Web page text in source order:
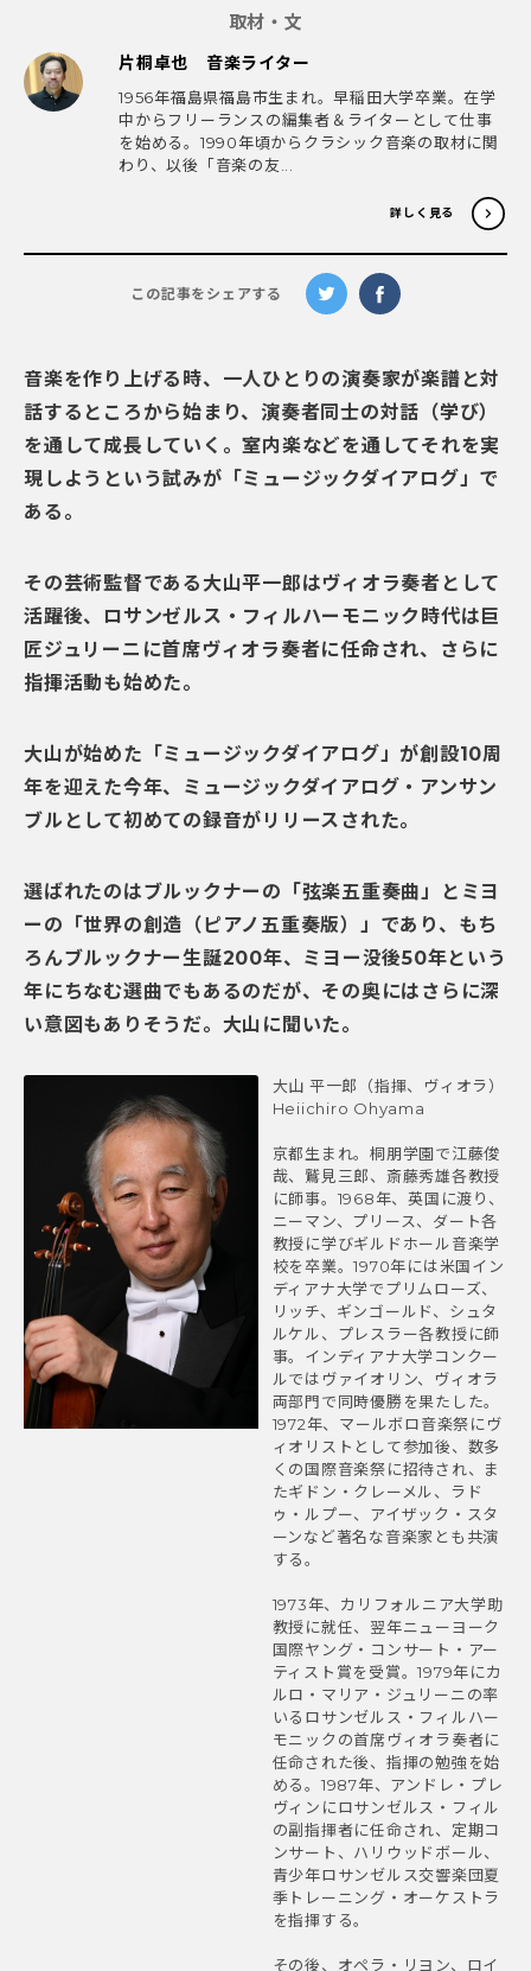
取材・文
片桐卓也 音楽ライター
1956年福島県福島市生まれ。早稲田大学卒業。在学
中からフリーランスの編集者＆ライターとして仕事
を始める。1990年頃からクラシック音楽の取材に関
わり、以後「音楽の友...
詳しく見る
この記事をシェアする
音楽を作り上げる時、一人ひとりの演奏家が楽譜と対
話するところから始まり、演奏者同士の対話（学び）
を通して成長していく。室内楽などを通してそれを実
現しようという試みが「ミュージックダイアログ」で
ある。
その芸術監督である大山平一郎はヴィオラ奏者として
活躍後、ロサンゼルス・フィルハーモニック時代は巨
匠ジュリーニに首席ヴィオラ奏者に任命され、さらに
指揮活動も始めた。
大山が始めた「ミュージックダイアログ」が創設10周
年を迎えた今年、ミュージックダイアログ・アンサン
ブルとして初めての録音がリリースされた。
選ばれたのはブルックナーの「弦楽五重奏曲」とミヨ
ーの「世界の創造（ピアノ五重奏版）」であり、もち
ろんブルックナー生誕200年、ミヨー没後50年という
年にちなむ選曲でもあるのだが、その奥にはさらに深
い意図もありそうだ。大山に聞いた。
大山 平一郎（指揮、ヴィオラ）
Heiichiro Ohyama
京都生まれ。桐朋学園で江藤俊
哉、鷲見三郎、斎藤秀雄各教授
に師事。1968年、英国に渡り、
ニーマン、プリース、ダート各
教授に学びギルドホール音楽学
校を卒業。1970年には米国イン
ディアナ大学でプリムローズ、
リッチ、ギンゴールド、シュタ
ルケル、プレスラー各教授に師
事。インディアナ大学コンクー
ルではヴァイオリン、ヴィオラ
両部門で同時優勝を果たした。
1972年、マールボロ音楽祭にヴ
ィオリストとして参加後、数多
くの国際音楽祭に招待され、ま
たギドン・クレーメル、ラド
ゥ・ルプー、アイザック・スタ
ーンなど著名な音楽家とも共演
する。
1973年、カリフォルニア大学助
教授に就任、翌年ニューヨーク
国際ヤング・コンサート・アー
ティスト賞を受賞。1979年にカ
ルロ・マリア・ジュリーニの率
いるロサンゼルス・フィルハー
モニックの首席ヴィオラ奏者に
任命された後、指揮の勉強を始
める。1987年、アンドレ・プレ
ヴィンにロサンゼルス・フィル
の副指揮者に任命され、定期コ
ンサート、ハリウッドボール、
青少年ロサンゼルス交響楽団夏
季トレーニング・オーケストラ
を指揮する。
その後、オペラ・リヨン、ロイ